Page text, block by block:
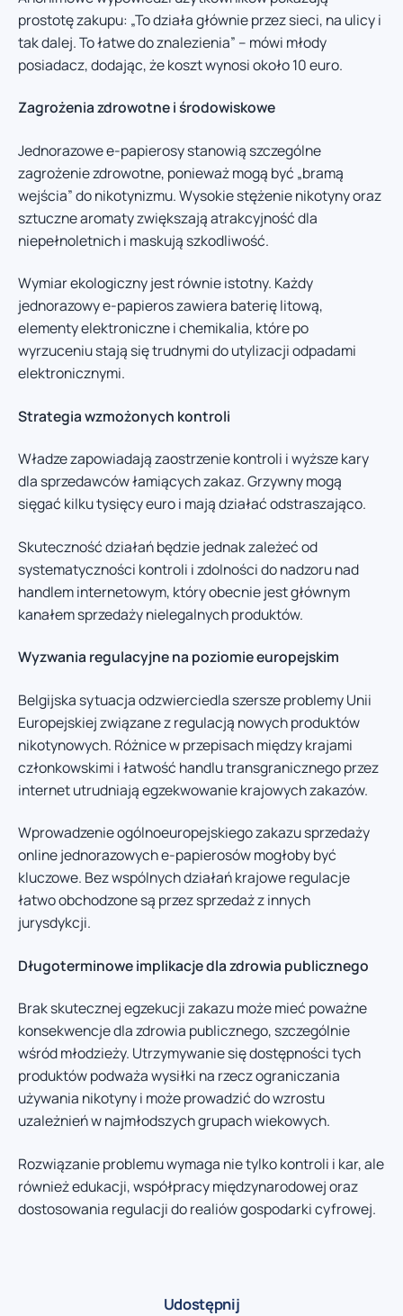
prostotę zakupu: „To działa głównie przez sieci, na ulicy i
tak dalej. To łatwe do znalezienia” – mówi młody
posiadacz, dodając, że koszt wynosi około 10 euro.
Zagrożenia zdrowotne i środowiskowe
Jednorazowe e-papierosy stanowią szczególne
zagrożenie zdrowotne, ponieważ mogą być „bramą
wejścia” do nikotynizmu. Wysokie stężenie nikotyny oraz
sztuczne aromaty zwiększają atrakcyjność dla
niepełnoletnich i maskują szkodliwość.
Wymiar ekologiczny jest równie istotny. Każdy
jednorazowy e-papieros zawiera baterię litową,
elementy elektroniczne i chemikalia, które po
wyrzuceniu stają się trudnymi do utylizacji odpadami
elektronicznymi.
Strategia wzmożonych kontroli
Władze zapowiadają zaostrzenie kontroli i wyższe kary
dla sprzedawców łamiących zakaz. Grzywny mogą
sięgać kilku tysięcy euro i mają działać odstraszająco.
Skuteczność działań będzie jednak zależeć od
systematyczności kontroli i zdolności do nadzoru nad
handlem internetowym, który obecnie jest głównym
kanałem sprzedaży nielegalnych produktów.
Wyzwania regulacyjne na poziomie europejskim
Belgijska sytuacja odzwierciedla szersze problemy Unii
Europejskiej związane z regulacją nowych produktów
nikotynowych. Różnice w przepisach między krajami
członkowskimi i łatwość handlu transgranicznego przez
internet utrudniają egzekwowanie krajowych zakazów.
Wprowadzenie ogólnoeuropejskiego zakazu sprzedaży
online jednorazowych e-papierosów mogłoby być
kluczowe. Bez wspólnych działań krajowe regulacje
łatwo obchodzone są przez sprzedaż z innych
jurysdykcji.
Długoterminowe implikacje dla zdrowia publicznego
Brak skutecznej egzekucji zakazu może mieć poważne
konsekwencje dla zdrowia publicznego, szczególnie
wśród młodzieży. Utrzymywanie się dostępności tych
produktów podważa wysiłki na rzecz ograniczania
używania nikotyny i może prowadzić do wzrostu
uzależnień w najmłodszych grupach wiekowych.
Rozwiązanie problemu wymaga nie tylko kontroli i kar, ale
również edukacji, współpracy międzynarodowej oraz
dostosowania regulacji do realiów gospodarki cyfrowej.
Udostępnij